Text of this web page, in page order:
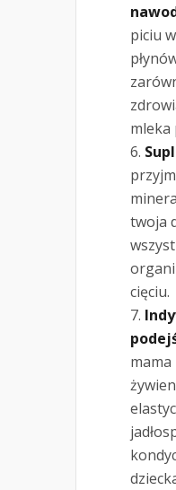
piciu
mleka
twoja
cięciu.